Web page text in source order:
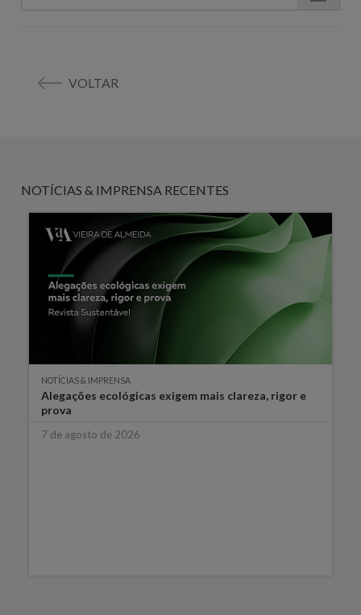
VOLTAR
NOTÍCIAS & IMPRENSA RECENTES
NOTÍCIAS & IMPRENSA
Alegações ecológicas exigem mais clareza, rigor e
prova
7 de agosto de 2026